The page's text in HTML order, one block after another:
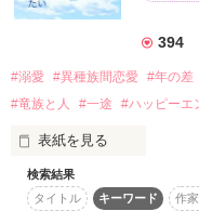
ぜってー幸せになれる
俺様が証明してやるか
オメガの私が、アルフ
クリフォード・Ｄ・ギ
番を愛したい竜王と普通
394
#溺愛 #異種族間恋愛 #年の差
#竜族と人
#一途 #ハッピーエ
表紙を見る
聖女の力を持たずに生ま
るべく育てられた。
検索結果
タイトル
キーワード 作